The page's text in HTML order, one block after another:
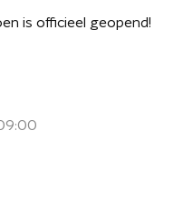
is officieel geopend!